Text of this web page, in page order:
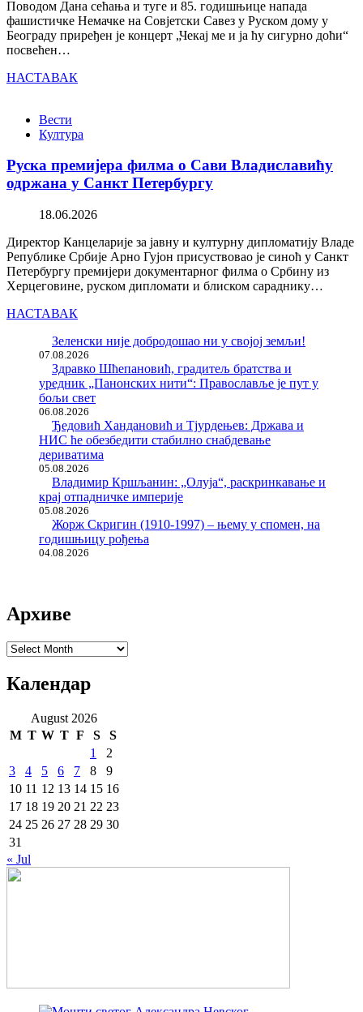
Поводом Дана сећања и туге и 85. годишњице напада
фашистичке Немачке на Совјетски Савез у Руском дому у
Београду приређен је концерт „Чекај ме и ја ћу сигурно доћи“
посвећен…
НАСТАВАК
Вести
Култура
Руска премијера филма о Сави Владиславићу
одржана у Санкт Петербургу
18.06.2026
Директор Канцеларије за јавну и културну дипломатију Владе
Републике Србије Арно Гујон присуствовао је синоћ у Санкт
Петербургу премијери документарног филма о Србину из
Херцеговине, руском дипломати и блиском сараднику…
НАСТАВАК
Зеленски није добродошао ни у својој земљи!
07.08.2026
Здравко Шћепановић, градитељ братства и
уредник „Панонских нити“: Православље је пут у
бољи свет
06.08.2026
Ђедовић Хандановић и Тјурдењев: Држава и
НИС ће обезбедити стабилно снабдевање
дериватима
05.08.2026
Владимир Кршљанин: „Олуја“, раскринкавање и
крај отпадничке империје
05.08.2026
Жорж Скригин (1910-1997) – њему у спомен, на
годишњицу рођења
04.08.2026
Архиве
Архиве
Календар
August 2026
M T W T F S
S
1
2
3
4 5 6 7 8
9
10 11 12 13 14 15 16
17 18 19 20 21 22 23
24 25 26 27 28 29 30
31
« Jul